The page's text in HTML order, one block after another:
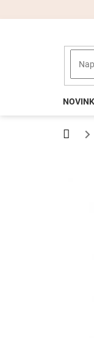
Domov